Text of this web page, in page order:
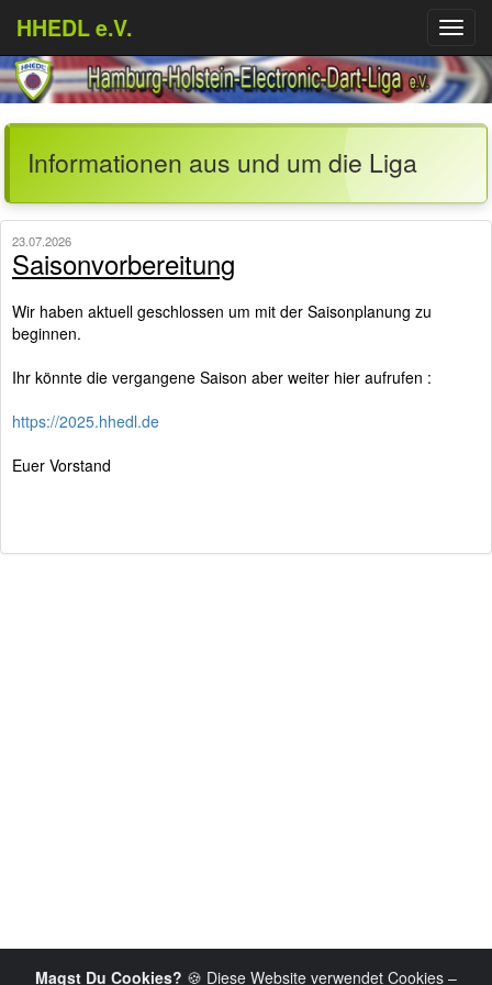
HHEDL e.V.
Menü
Informationen aus und um die Liga
23.07.2026
Saisonvorbereitung
Wir haben aktuell geschlossen um mit der Saisonplanung zu
beginnen.
Ihr könnte die vergangene Saison aber weiter hier aufrufen :
https://2025.hhedl.de
Euer Vorstand
Magst Du Cookies? 🍪 Diese Website verwendet Cookies –